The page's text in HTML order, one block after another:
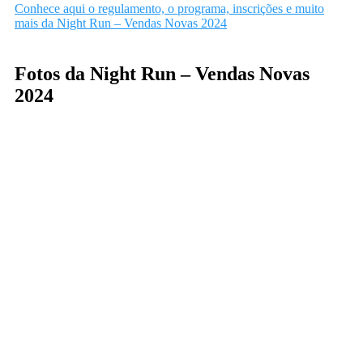
Conhece aqui o regulamento, o programa, inscrições e muito
mais da Night Run – Vendas Novas 2024
Fotos da Night Run – Vendas Novas
2024